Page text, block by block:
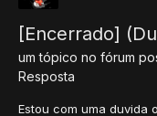
[Encerrado]
um tópico no fórum
Resposta
Estou com uma duvida